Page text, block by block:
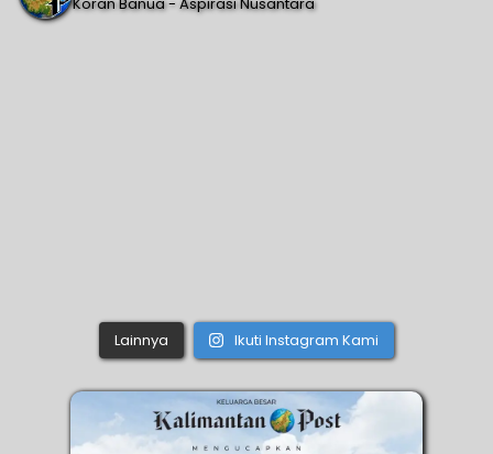
Lainnya Ikuti Instagram Kami